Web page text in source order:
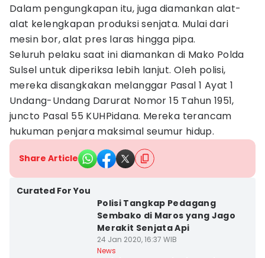
Dalam pengungkapan itu, juga diamankan alat-
alat kelengkapan produksi senjata. Mulai dari
mesin bor, alat pres laras hingga pipa.
Seluruh pelaku saat ini diamankan di Mako Polda
Sulsel untuk diperiksa lebih lanjut. Oleh polisi,
mereka disangkakan melanggar Pasal 1 Ayat 1
Undang-Undang Darurat Nomor 15 Tahun 1951,
juncto Pasal 55 KUHPidana. Mereka terancam
hukuman penjara maksimal seumur hidup.
Share Article
Curated For You
Polisi Tangkap Pedagang
Sembako di Maros yang Jago
Merakit Senjata Api
24 Jan 2020, 16:37 WIB
News